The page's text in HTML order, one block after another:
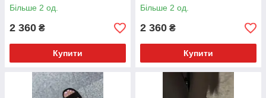
Більше 2 од.
2 360 ₴
Купити
Більше 2 од.
2 360 ₴
Купити